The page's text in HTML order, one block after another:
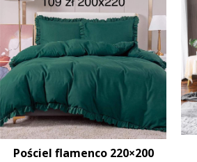
Pościel flamenco 220×200